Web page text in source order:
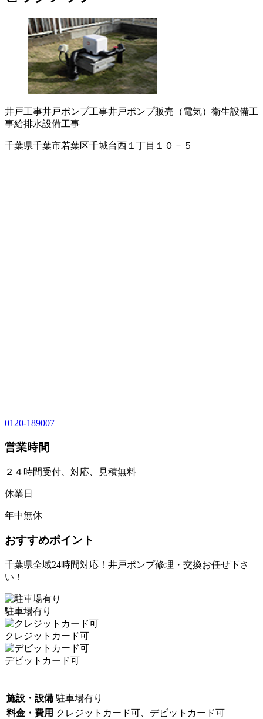
井戸工事井戸ポンプ工事井戸ポンプ販売（電気） 衛生設備工
事給排水設備工事
千葉県千葉市若葉区千城台西１丁目１０－５
0120-189007
営業時間
２４時間受付、対応、見積無料
休業日
年中無休
おすすめポイント
千葉県全域24時間対応！井戸ポンプ修理・交換お任せ下さ
い！
駐車場有り
クレジットカード可
デビットカード可
施設・設備 駐車場有り
料金・費用 クレジットカード可、デビットカード可